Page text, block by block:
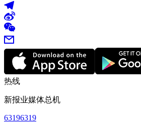
热线
新报业媒体总机
63196319